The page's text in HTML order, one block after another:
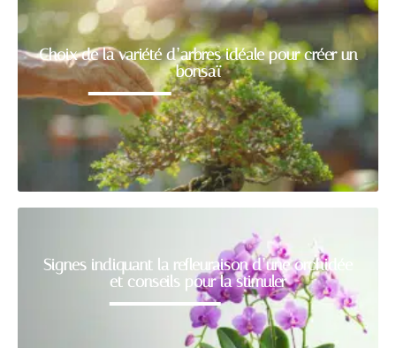
Choix de la variété d’arbres idéale pour créer un
bonsaï
Signes indiquant la refleuraison d’une orchidée
et conseils pour la stimuler